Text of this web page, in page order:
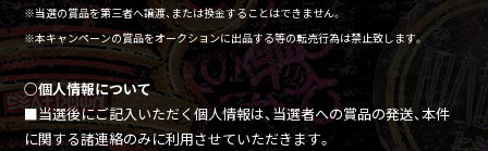
※当選の賞品を第三者へ譲渡、または換金することはできません。
※本キャンペーンの賞品をオークションに出品する等の転売行為は禁止致します。
○個人情報について
■当選後にご記入いただく個人情報は、当選者への賞品の発送、本件
に関する諸連絡のみに利用させていただきます。